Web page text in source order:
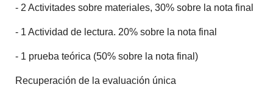
- 2 Activitades sobre materiales, 30% sobre la nota final
- 1 Actividad de lectura. 20% sobre la nota final
- 1 prueba teórica (50% sobre la nota final)
Recuperación de la evaluación única